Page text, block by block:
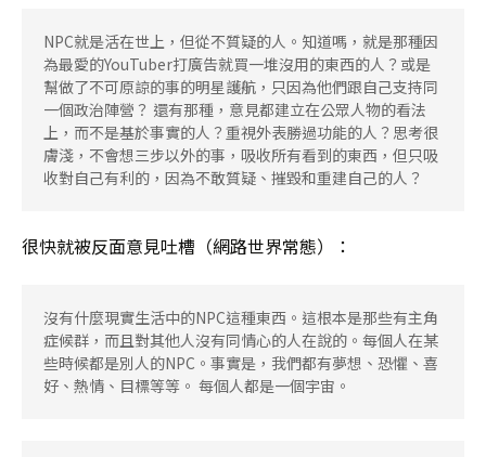
NPC就是活在世上，但從不質疑的人。知道嗎，就是那種因
為最愛的YouTuber打廣告就買一堆沒用的東西的人？或是
幫做了不可原諒的事的明星護航，只因為他們跟自己支持同
一個政治陣營？ 還有那種，意見都建立在公眾人物的看法
上，而不是基於事實的人？重視外表勝過功能的人？思考很
膚淺，不會想三步以外的事，吸收所有看到的東西，但只吸
收對自己有利的，因為不敢質疑、摧毀和重建自己的人？
很快就被反面意見吐槽（網路世界常態）：
沒有什麼現實生活中的NPC這種東西。這根本是那些有主角
症候群，而且對其他人沒有同情心的人在說的。每個人在某
些時候都是別人的NPC。事實是，我們都有夢想、恐懼、喜
好、熱情、目標等等。 每個人都是一個宇宙。